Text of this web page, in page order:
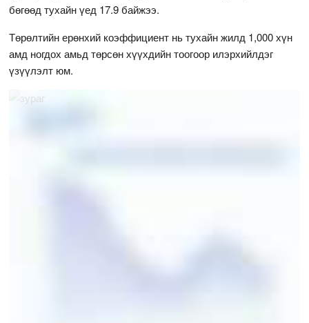
бөгөөд тухайн үед 17.9 байжээ.
Төрөлтийн ерөнхий коэффициент нь тухайн жилд 1,000 хүн
амд ногдох амьд төрсөн хүүхдийн тоогоор илэрхийлдэг
үзүүлэлт юм.